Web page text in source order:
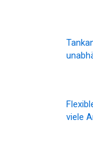
viele